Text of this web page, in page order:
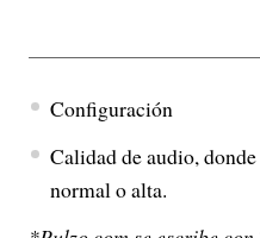
Configuración
Calidad de audio,
normal o alta.